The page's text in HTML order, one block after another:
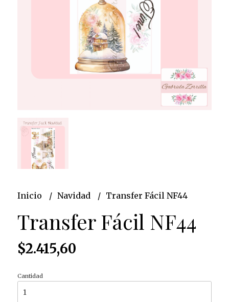
Inicio Navidad Transfer Fácil NF44
Transfer Fácil NF44
$2.415,60
Cantidad